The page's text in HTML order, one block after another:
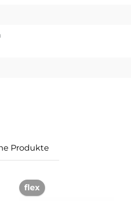
Produkte
flex